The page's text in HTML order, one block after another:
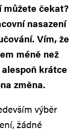
můžete čekat?
nasazení
Vím, že
méně než
krátce
změna.
výběr
žádné